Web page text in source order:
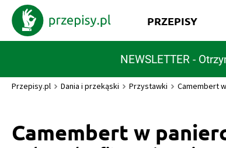
NEWSLETTER -
PRZEPISY
Przepisy.pl Dania i przekąski Przystawki Camembert
Camembert w